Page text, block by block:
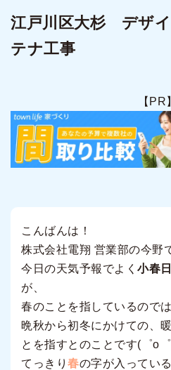
江戸川区大杉 デザ
テナ工事
【PR】
こんばんは！
株式会社電翔 営業部の今野
今日の天気予報でよく 小春
が、
春のことを指しているのでは
晩秋から初冬にかけての、
とを指すとのことです(゜o
てっきり 春の字が入ってい